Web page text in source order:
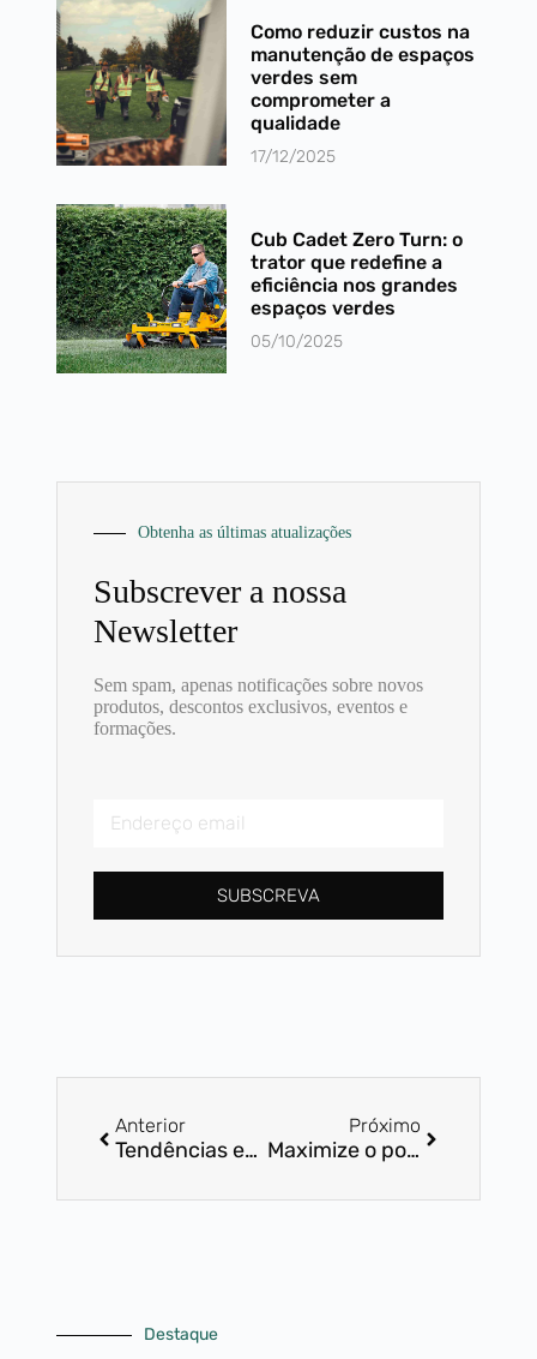
Como reduzir custos na
manutenção de espaços
verdes sem
comprometer a
qualidade
17/12/2025
Cub Cadet Zero Turn: o
trator que redefine a
eficiência nos grandes
espaços verdes
05/10/2025
Obtenha as últimas atualizações​
Subscrever a nossa
Newsletter ​
Sem spam, apenas notificações sobre novos
produtos, descontos exclusivos, eventos e
formações.
SUBSCREVA
Anterior
Tendências em Jardinagem Urbana: O Impacto das Soluções Sustentáveis
Próximo
Maximize o potencial do seu jardim: Estratégias de paisagismo para espaços pequenos
Destaque